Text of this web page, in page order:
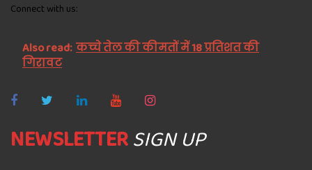
Connect with us:
Also read: कच्चे तेल की कीमतों में 18 प्रतिशत की
गिरावट
NEWSLETTERSIGN UP